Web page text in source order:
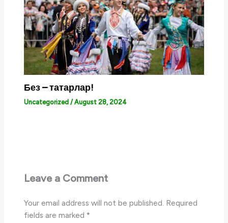
Без – татарлар!
Uncategorized /August 28, 2024
Leave a Comment
Your email address will not be published. Required
fields are marked*